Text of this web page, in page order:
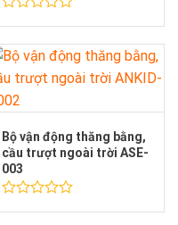
hạng
0
5
sao
Bộ vận động thăng bằng,
cầu trượt ngoài trời ASE-
003
Được